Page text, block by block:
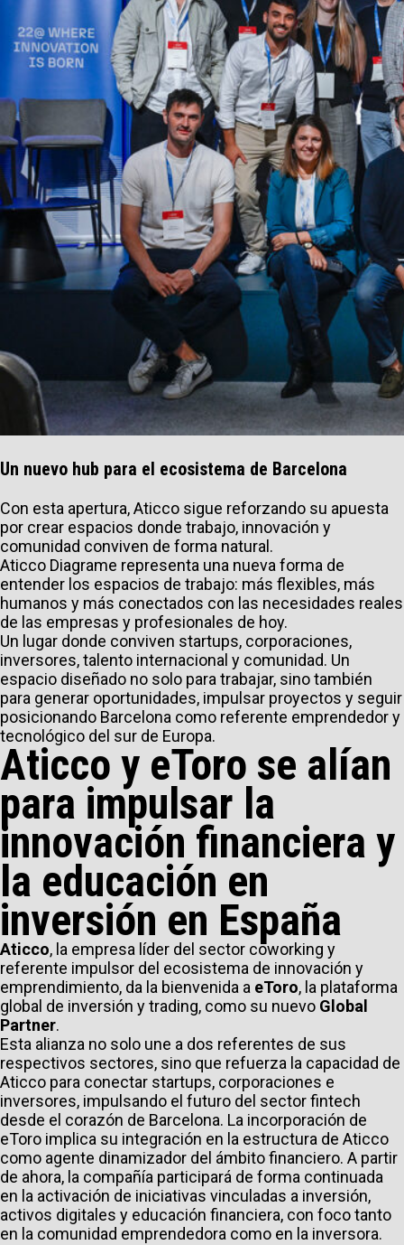
Un nuevo hub para el ecosistema de Barcelona
Con esta apertura, Aticco sigue reforzando su apuesta
por crear espacios donde trabajo, innovación y
comunidad conviven de forma natural.
Aticco Diagrame representa una nueva forma de
entender los espacios de trabajo: más flexibles, más
humanos y más conectados con las necesidades reales
de las empresas y profesionales de hoy.
Un lugar donde conviven startups, corporaciones,
inversores, talento internacional y comunidad. Un
espacio diseñado no solo para trabajar, sino también
para generar oportunidades, impulsar proyectos y seguir
posicionando Barcelona como referente emprendedor y
tecnológico del sur de Europa.
Aticco y eToro se alían
para impulsar la
innovación financiera y
la educación en
inversión en España
Aticco, la empresa líder del sector coworking y
referente impulsor del ecosistema de innovación y
emprendimiento, da la bienvenida a eToro, la plataforma
global de inversión y trading, como su nuevo Global
Partner.
Esta alianza no solo une a dos referentes de sus
respectivos sectores, sino que refuerza la capacidad de
Aticco para conectar startups, corporaciones e
inversores, impulsando el futuro del sector fintech
desde el corazón de Barcelona. La incorporación de
eToro implica su integración en la estructura de Aticco
como agente dinamizador del ámbito financiero. A partir
de ahora, la compañía participará de forma continuada
en la activación de iniciativas vinculadas a inversión,
activos digitales y educación financiera, con foco tanto
en la comunidad emprendedora como en la inversora.